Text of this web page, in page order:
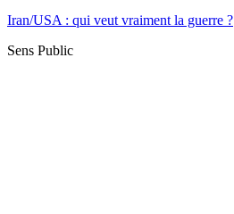
Iran/USA : qui veut vraiment la guerre ?
Sens Public